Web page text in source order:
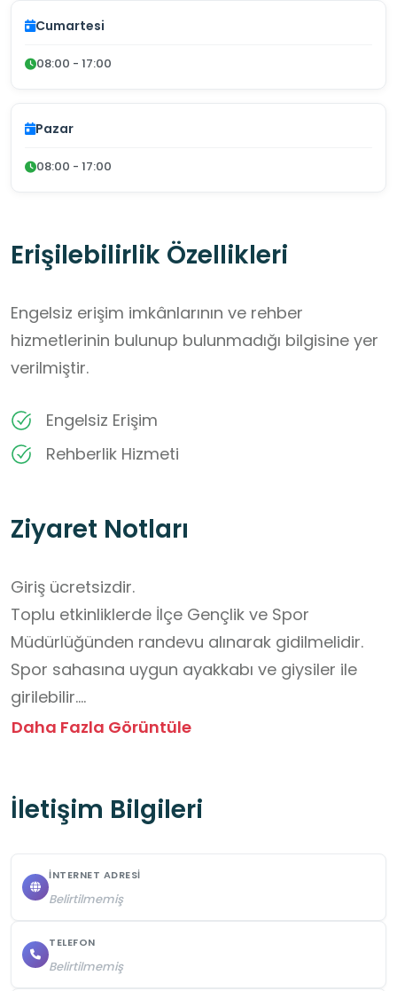
Cumartesi
08:00 - 17:00
Pazar
08:00 - 17:00
Erişilebilirlik Özellikleri
Engelsiz erişim imkânlarının ve rehber
hizmetlerinin bulunup bulunmadığı bilgisine yer
verilmiştir.
Engelsiz Erişim
Rehberlik Hizmeti
Ziyaret Notları
Giriş ücretsizdir.
Toplu etkinliklerde İlçe Gençlik ve Spor
Müdürlüğünden randevu alınarak gidilmelidir.
Spor sahasına uygun ayakkabı ve giysiler ile
girilebilir.
Su dışında yiyecek ve içecek
Daha Fazla Görüntüle
İletişim Bilgileri
İNTERNET ADRESI
Belirtilmemiş
TELEFON
Belirtilmemiş